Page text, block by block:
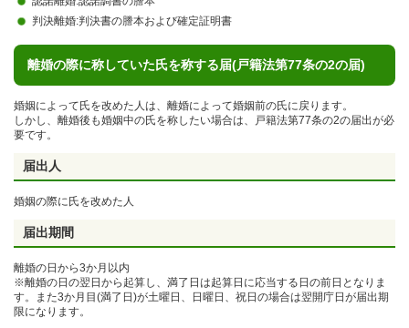
判決離婚:判決書の謄本および確定証明書
離婚の際に称していた氏を称する届(戸籍法第77条の2の届)
婚姻によって氏を改めた人は、離婚によって婚姻前の氏に戻ります。
しかし、離婚後も婚姻中の氏を称したい場合は、戸籍法第77条の2の届出が必
要です。
届出人
婚姻の際に氏を改めた人
届出期間
離婚の日から3か月以内
※離婚の日の翌日から起算し、満了日は起算日に応当する日の前日となりま
す。また3か月目(満了日)が土曜日、日曜日、祝日の場合は翌開庁日が届出期
限になります。